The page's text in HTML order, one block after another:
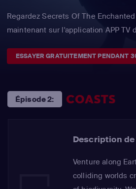
Regardez Secrets Of The
maintenant sur l'application APP TV
ESSAYER GRATUITEMENT PENDANT
Épisode 2: COASTS
Description
Venture along
colliding worlds